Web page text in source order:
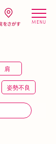
MENU
肩
姿勢不良
骨盤矯正